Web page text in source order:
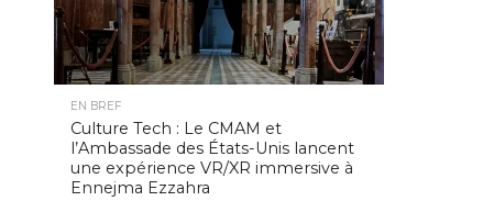
EN BREF
Culture Tech : Le CMAM et
l’Ambassade des États-Unis lancent
une expérience VR/XR immersive à
Ennejma Ezzahra